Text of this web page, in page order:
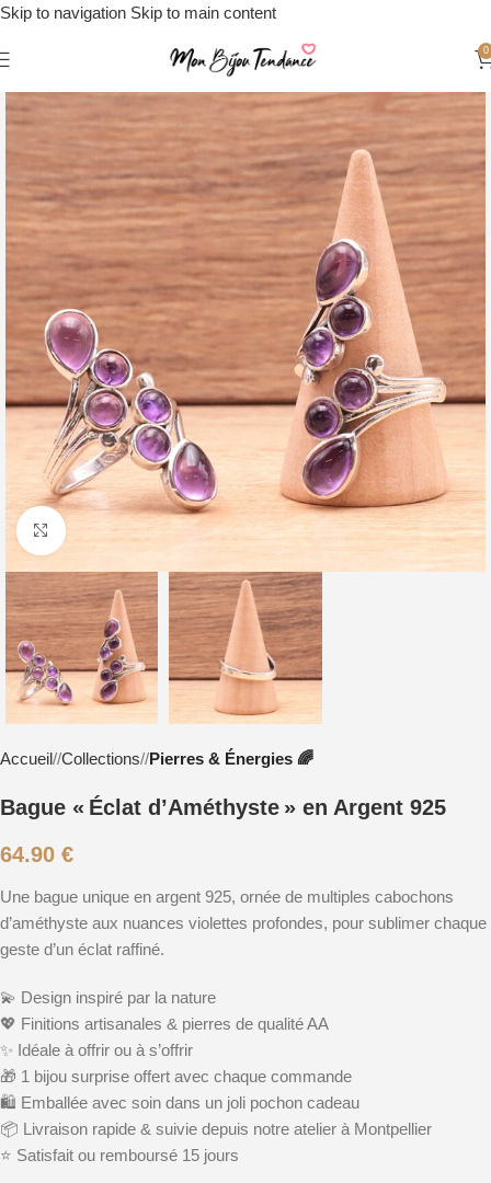
Skip to navigation Skip to main content
0
Cliquez pour agrandir
Accueil/ Collections/ Pierres & Énergies 🌈
Bague « Éclat d’Améthyste » en Argent 925
64.90 €
Une bague unique en argent 925, ornée de multiples cabochons
d’améthyste aux nuances violettes profondes, pour sublimer chaque
geste d’un éclat raffiné.
💫 Design inspiré par la nature
💖 Finitions artisanales & pierres de qualité AA
✨ Idéale à offrir ou à s’offrir
🎁 1 bijou surprise offert avec chaque commande
🛍️ Emballée avec soin dans un joli pochon cadeau
📦 Livraison rapide & suivie depuis notre atelier à Montpellier
⭐️ Satisfait ou remboursé 15 jours